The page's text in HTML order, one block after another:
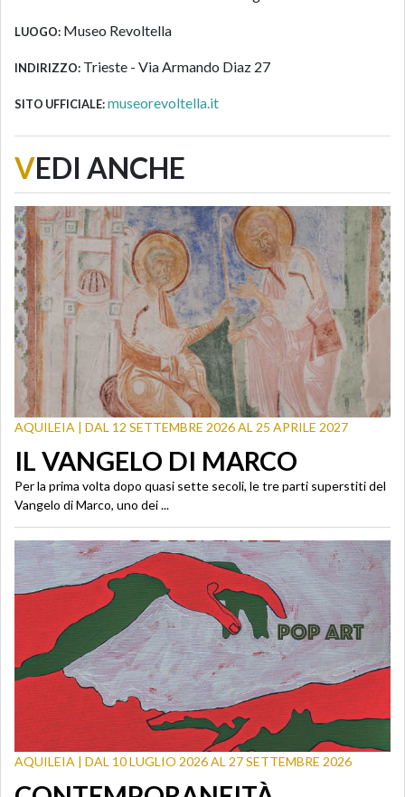
LUOGO: Museo Revoltella
INDIRIZZO: Trieste - Via Armando Diaz 27
SITO UFFICIALE:museorevoltella.it
VEDI ANCHE
AQUILEIA | DAL 12 SETTEMBRE 2026 AL 25 APRILE 2027
IL VANGELO DI MARCO
Per la prima volta dopo quasi sette secoli, le tre parti superstiti del
Vangelo di Marco, uno dei ...
AQUILEIA | DAL 10 LUGLIO 2026 AL 27 SETTEMBRE 2026